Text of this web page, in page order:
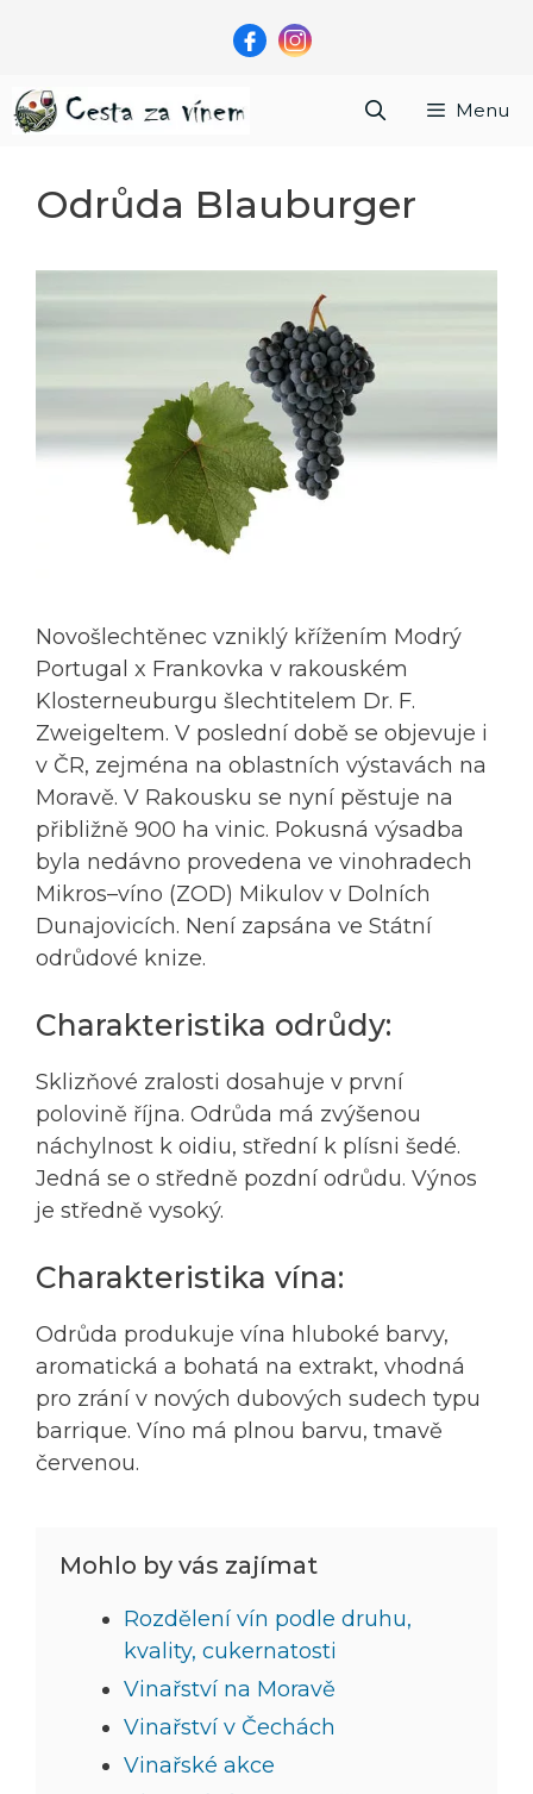
Menu
Odrůda Blauburger
Novošlechtěnec vzniklý křížením Modrý
Portugal x Frankovka v rakouském
Klosterneuburgu šlechtitelem Dr. F.
Zweigeltem. V poslední době se objevuje i
v ČR, zejména na oblastních výstavách na
Moravě. V Rakousku se nyní pěstuje na
přibližně 900 ha vinic. Pokusná výsadba
byla nedávno provedena ve vinohradech
Mikros–víno (ZOD) Mikulov v Dolních
Dunajovicích. Není zapsána ve Státní
odrůdové knize.
Charakteristika odrůdy:
Sklizňové zralosti dosahuje v první
polovině října. Odrůda má zvýšenou
náchylnost k oidiu, střední k plísni šedé.
Jedná se o středně pozdní odrůdu. Výnos
je středně vysoký.
Charakteristika vína:
Odrůda produkuje vína hluboké barvy,
aromatická a bohatá na extrakt, vhodná
pro zrání v nových dubových sudech typu
barrique. Víno má plnou barvu, tmavě
červenou.
Mohlo by vás zajímat
Rozdělení vín podle druhu,
kvality, cukernatosti
Vinařství na Moravě
Vinařství v Čechách
Vinařské akce